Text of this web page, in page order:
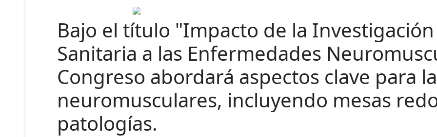
Bajo el título "Impacto de la
Sanitaria a las Enfermedades
Congreso abordará aspectos clave para
neuromusculares, incluyendo mesas
patologías.